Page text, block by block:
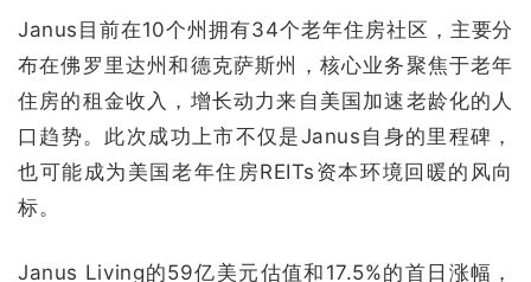
Janus目前在10个州拥有34个老年住房社区，主要分
布在佛罗里达州和德克萨斯州，核心业务聚焦于老年
住房的租金收入，增长动力来自美国加速老龄化的人
口趋势。此次成功上市不仅是Janus自身的里程碑，
也可能成为美国老年住房REITs资本环境回暖的风向
标。
Janus Living的59亿美元估值和17.5%的首日涨幅，